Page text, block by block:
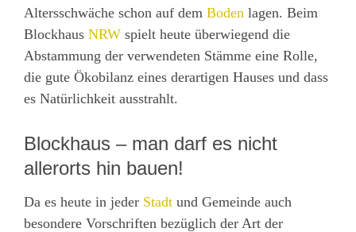
Altersschwäche schon auf dem Boden lagen. Beim
Blockhaus NRW spielt heute überwiegend die
Abstammung der verwendeten Stämme eine Rolle,
die gute Ökobilanz eines derartigen Hauses und dass
es Natürlichkeit ausstrahlt.
Blockhaus – man darf es nicht
allerorts hin bauen!
Da es heute in jeder Stadt und Gemeinde auch
besondere Vorschriften bezüglich der Art der